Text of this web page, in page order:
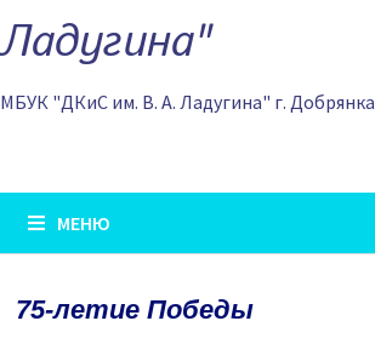
Ладугина"
МБУК "ДКиС им. В. А. Ладугина" г. Добрянка
МЕНЮ
75-летие Победы